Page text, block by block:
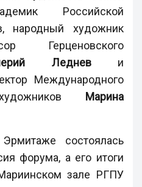
Российской
народный художник
Герценовского
Ледневи
Международного
Марина
состоялась
форума, а его итоги
зале РГПУ